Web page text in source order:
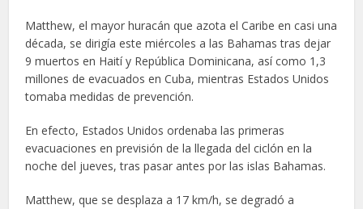
Matthew, el mayor huracán que azota el Caribe en casi una
década, se dirigía este miércoles a las Bahamas tras dejar
9 muertos en Haití y República Dominicana, así como 1,3
millones de evacuados en Cuba, mientras Estados Unidos
tomaba medidas de prevención.
En efecto, Estados Unidos ordenaba las primeras
evacuaciones en previsión de la llegada del ciclón en la
noche del jueves, tras pasar antes por las islas Bahamas.
Matthew, que se desplaza a 17 km/h, se degradó a